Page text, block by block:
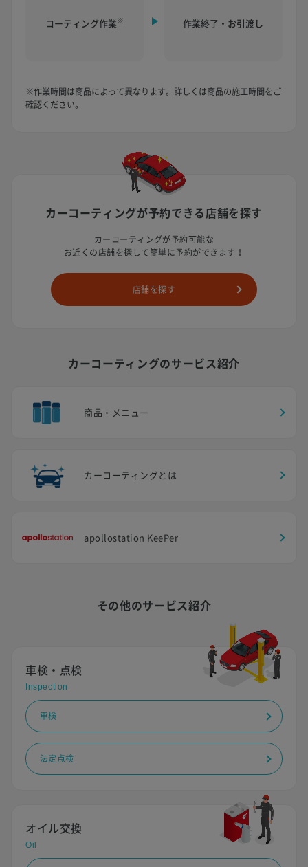
コーティング作業※ 作業終了・お引渡し
※作業時間は商品によって異なります。詳しくは商品の施工時間をご
確認ください。
カーコーティングが予約できる店舗を探す
カーコーティングが予約可能な
お近くの店舗を探して簡単に予約ができます！
店舗を探す
カーコーティングのサービス紹介
商品・メニュー
カーコーティングとは
apollostation KeePer
その他のサービス紹介
車検・点検
Inspection
車検
法定点検
オイル交換
Oil